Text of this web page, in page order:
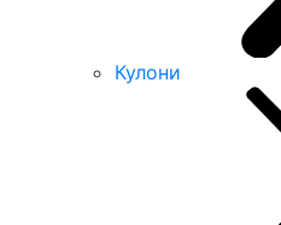
Кулони